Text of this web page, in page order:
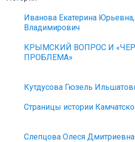
Иванова Екатерина
Владимирович
КРЫМСКИЙ ВОПРОС И
ПРОБЛЕМА»
Кутдусова Гюзель
Страницы истории
Слепцова Олеся Дмитриевна